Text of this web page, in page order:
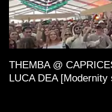
THEMBA @
LUCA DEA [Modernity